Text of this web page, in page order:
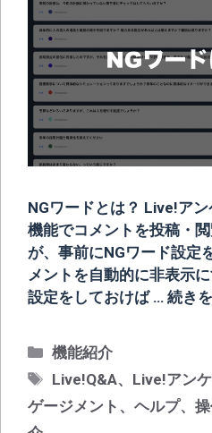
NGワードとは？ Live!ア
機能でコメントを投稿・
が、事前にNGワード設定
メントを自動的に非表示
設定をしておけば … 続き
カ
テ
リ
機能紹介
タ
グ
Live!Q&A、 Live!アン
ゲージメント 、 ヘルプ、